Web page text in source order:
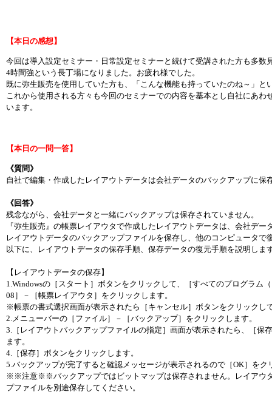
【本日の感想】
今回は導入設定セミナー・日常設定セミナーと続けて受講された方も多数
4時間強という長丁場になりました。お疲れ様でした。
既に弥生販売を使用していた方も、「こんな機能も持っていたのね～」と
これから使用される方々も今回のセミナーでの内容を基本とし自社にあ
います。
【本日の一問一答】
《質問》
自社で編集・作成したレイアウトデータは会社データのバックアップに保
《回答》
残念ながら、会社データと一緒にバックアップは保存されていません。
『弥生販売』の帳票レイアウタで作成したレイアウトデータは、会社デ
レイアウトデータのバックアップファイルを保存し、他のコンピュータで
以下に、レイアウトデータの保存手順、保存データの復元手順を説明しま
【レイアウトデータの保存】
1.Windowsの［スタート］ボタンをクリックして、［すべてのプログラム
08］－［帳票レイアウタ］をクリックします。
※帳票の書式選択画面が表示されたら［キャンセル］ボタンをクリックし
2.メニューバーの［ファイル］－［バックアップ］をクリックします。
3.［レイアウトバックアップファイルの指定］画面が表示されたら、［保
ます。
4.［保存］ボタンをクリックします。
5.バックアップが完了すると確認メッセージが表示されるので［OK］をク
※※注意※※バックアップではビットマップは保存されません。レイアウ
プファイルを別途保存してください。